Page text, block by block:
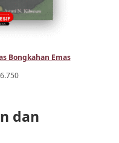
Bongkahan Emas
Harga
adalah:
dan